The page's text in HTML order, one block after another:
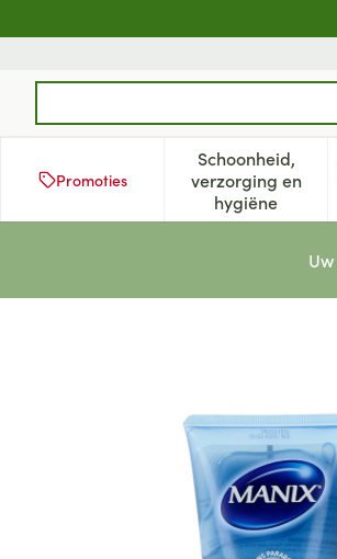
Promoties
Schoonheid,
verzorging en
hygiëne
Toon
Manix Gel Pure